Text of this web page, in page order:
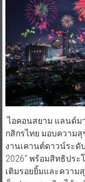
ไอคอนสยาม แลนด์ม
กสิกรไทย มอบความ
งานเคานต์ดาวน์ระดับ
2026” พร้อมสิทธิปร
เติมรอยยิ้มและความ